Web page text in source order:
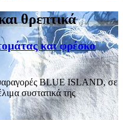
θρεπτικά
και φρέσκο
BLUE ISLAND, σε
συστατικά της